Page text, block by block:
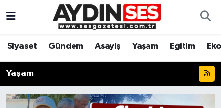
Siyaset Gündem Asayiş Yaşam Eğitim
Yaşam
Gündem
Siyaset
Aydın Hava Durumu
Aydin Namaz Vakitleri